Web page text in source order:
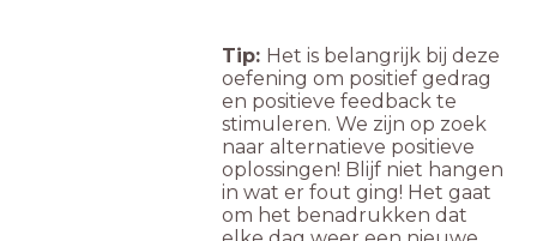
Tip: Het is belangrijk bij deze
oefening om positief gedrag
en positieve feedback te
stimuleren. We zijn op zoek
naar alternatieve positieve
oplossingen! Blijf niet hangen
in wat er fout ging! Het gaat
om het benadrukken dat